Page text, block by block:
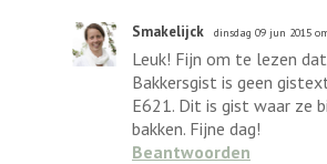
Smakelijck dinsdag 09 jun 2015
Leuk! Fijn om te lezen
Bakkersgist is geen
E621. Dit is gist waar ze
bakken. Fijne dag!
Beantwoorden